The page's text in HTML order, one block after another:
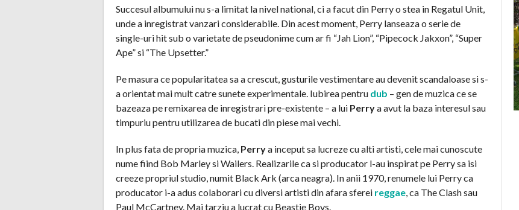
Succesul albumului nu s-a limitat la nivel national, ci a facut din Perry o stea in Regatul Unit,
unde a inregistrat vanzari considerabile. Din acest moment, Perry lanseaza o serie de
single-uri hit sub o varietate de pseudonime cum ar fi “Jah Lion”, “Pipecock Jakxon”, “Super
Ape” si “The Upsetter.”
Pe masura ce popularitatea sa a crescut, gusturile vestimentare au devenit scandaloase si s-
a orientat mai mult catre sunete experimentale. Iubirea pentru dub – gen de muzica ce se
bazeaza pe remixarea de inregistrari pre-existente – a lui Perrya avut la baza interesul sau
timpuriu pentru utilizarea de bucati din piese mai vechi.
In plus fata de propria muzica, Perrya inceput sa lucreze cu alti artisti, cele mai cunoscute
nume fiind Bob Marley si Wailers. Realizarile ca si producator l-au inspirat pe Perry sa isi
creeze propriul studio, numit Black Ark (arca neagra). In anii 1970, renumele lui Perry ca
producator i-a adus colaborari cu diversi artisti din afara sferei reggae , ca The Clash sau
Paul McCartney. Mai tarziu a lucrat cu Beastie Boys.